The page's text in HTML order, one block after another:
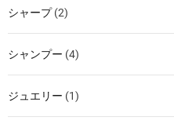
シャープ(2)
シャンプー (4)
ジュエリー (1)